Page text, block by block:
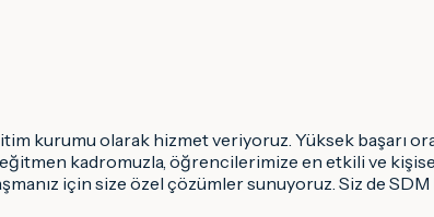
kurumu olarak hizmet veriyoruz. Yüksek başarı
eğitmen kadromuzla, öğrencilerimize en etkili ve
için size özel çözümler sunuyoruz. Siz de